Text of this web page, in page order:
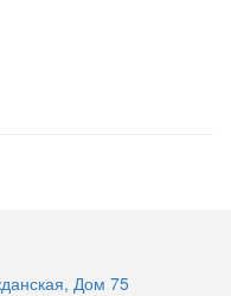
Дом 75